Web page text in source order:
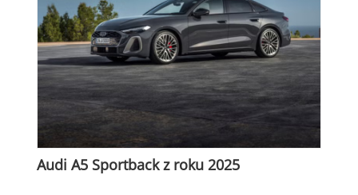
Audi A5 Sportback z roku 2025